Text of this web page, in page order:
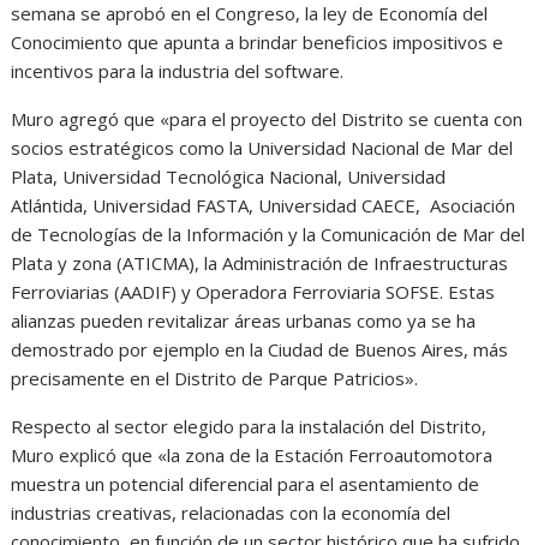
semana se aprobó en el Congreso, la ley de Economía del
Conocimiento que apunta a brindar beneficios impositivos e
incentivos para la industria del software.
Muro agregó que «para el proyecto del Distrito se cuenta con
socios estratégicos como la Universidad Nacional de Mar del
Plata, Universidad Tecnológica Nacional, Universidad
Atlántida, Universidad FASTA, Universidad CAECE, Asociación
de Tecnologías de la Información y la Comunicación de Mar del
Plata y zona (ATICMA), la Administración de Infraestructuras
Ferroviarias (AADIF) y Operadora Ferroviaria SOFSE. Estas
alianzas pueden revitalizar áreas urbanas como ya se ha
demostrado por ejemplo en la Ciudad de Buenos Aires, más
precisamente en el Distrito de Parque Patricios».
Respecto al sector elegido para la instalación del Distrito,
Muro explicó que «la zona de la Estación Ferroautomotora
muestra un potencial diferencial para el asentamiento de
industrias creativas, relacionadas con la economía del